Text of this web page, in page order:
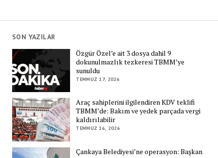
SON YAZILAR
Özgür Özel’e ait 3 dosya dahil 9
dokunulmazlık tezkeresi TBMM’ye
sunuldu
TEMMUZ 17, 2026
Araç sahiplerini ilgilendiren KDV teklifi
TBMM’de: Bakım ve yedek parçada vergi
kaldırılabilir
TEMMUZ 16, 2026
Çankaya Belediyesi’ne operasyon: Başkan